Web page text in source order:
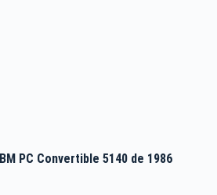
PC Convertible 5140 de 1986